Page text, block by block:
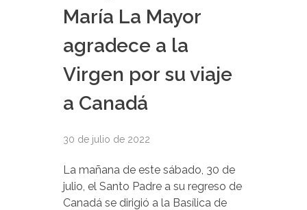
María La Mayor
agradece a la
Virgen por su viaje
a Canadá
30 de julio de 2022
La mañana de este sábado, 30 de
julio, el Santo Padre a su regreso de
Canadá se dirigió a la Basílica de